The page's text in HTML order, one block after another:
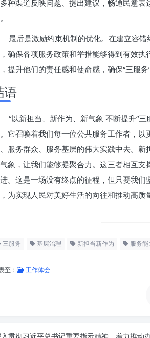
种渠道反映问题、提出建议，畅通民意
最后是激励约束机制的优化。在建立容
确保各项服务政策和举措能够得到有效
提升他们的责任感和使命感，确保“三服务
语
“以新担当、新作为、新气象 不断提升“
它召唤着我们每一位公共服务工作者，
服务群众、服务基层的伟大实践中去。
象，让我们能够凝聚合力。这三者相互支
。这是一场没有终点的征程，但只要我们
为实现人民对美好生活的向往和推动高质
三服务 基层治理 新担当新作为 服务
至： 工作体会